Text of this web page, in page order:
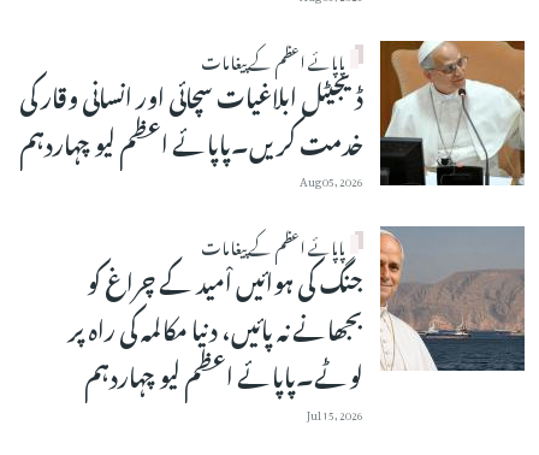
پاپائے اعظم کے پیغامات
ڈیجیٹل ابلاغیات سچائی اور انسانی وقار کی
خدمت کریں۔پاپائے اعظم لیو چہاردہم
Aug 05, 2026
پاپائے اعظم کے پیغامات
جنگ کی ہوائیں اْمید کے چراغ کو
بجھانے نہ پائیں، دنیا مکالمہ کی راہ پر
لوٹے۔پاپائے اعظم لیو چہاردہم
Jul 15, 2026